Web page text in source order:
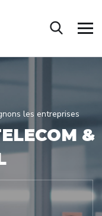
les entreprises
&